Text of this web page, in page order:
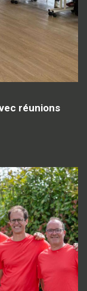
réunions